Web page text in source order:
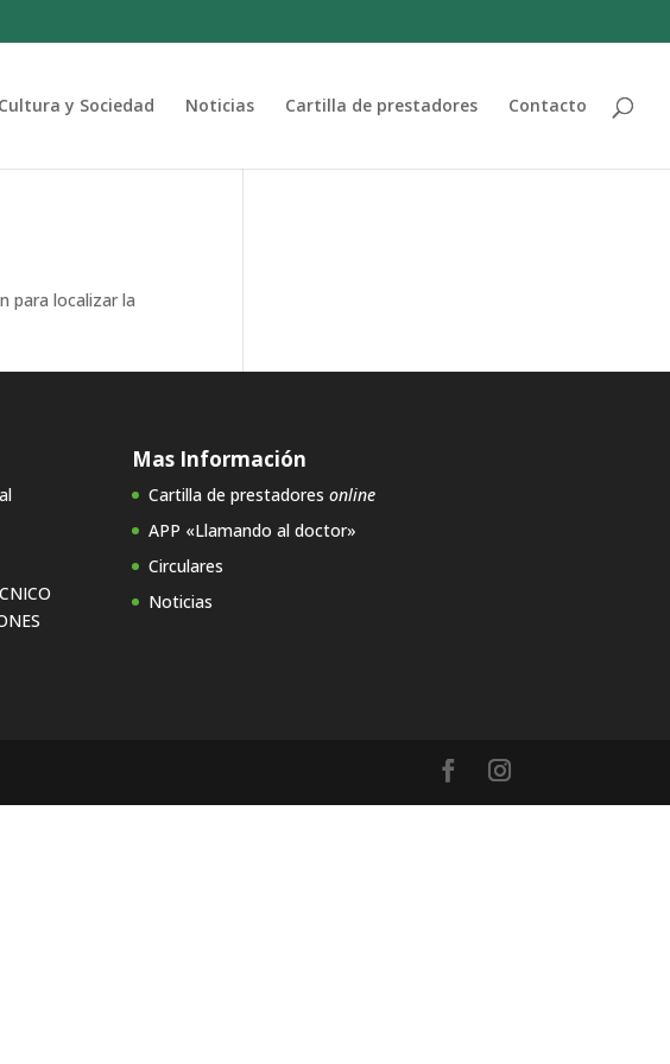
Cultura y Sociedad Noticias Cartilla de prestadores Contacto
para localizar la
Mas Información
Cartilla de prestadores online
APP «Llamando al doctor»
Circulares
Noticias